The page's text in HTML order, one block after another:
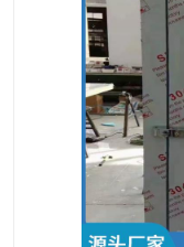
南充冻库设计,南
资阳冻库，资阳冻
乐山冻库,乐山保
雅安冷库,雅安冻库